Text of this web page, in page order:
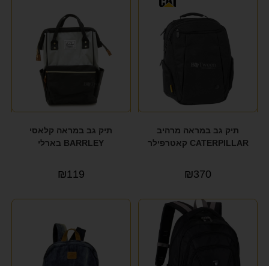
תיק גב במראה מרהיב
CATERPILLAR קאטרפילר
₪370
תיק גב במראה קלאסי
BARRLEY בארלי
₪119